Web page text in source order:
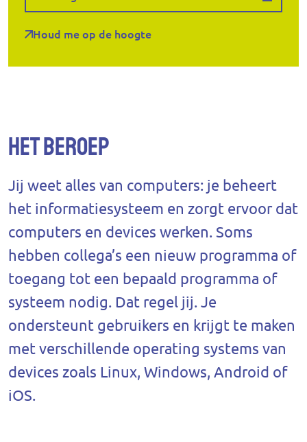
Houd me op de hoogte
Het beroep
Jij weet alles van computers: je beheert
het informatiesysteem en zorgt ervoor dat
computers en devices werken. Soms
hebben collega’s een nieuw programma of
toegang tot een bepaald programma of
systeem nodig. Dat regel jij. Je
ondersteunt gebruikers en krijgt te maken
met verschillende operating systems van
devices zoals Linux, Windows, Android of
iOS.